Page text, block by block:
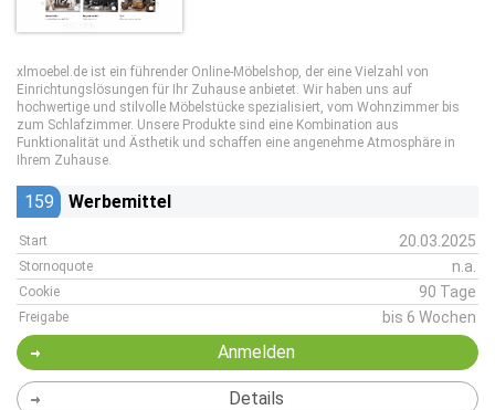
xlmoebel.de ist ein führender Online-Möbelshop, der eine Vielzahl von
Einrichtungslösungen für Ihr Zuhause anbietet. Wir haben uns auf
hochwertige und stilvolle Möbelstücke spezialisiert, vom Wohnzimmer bis
zum Schlafzimmer. Unsere Produkte sind eine Kombination aus
Funktionalität und Ästhetik und schaffen eine angenehme Atmosphäre in
Ihrem Zuhause.
159 Werbemittel
Start 20.03.2025
Stornoquote n.a.
Cookie 90 Tage
Freigabe bis 6 Wochen
Anmelden
Details